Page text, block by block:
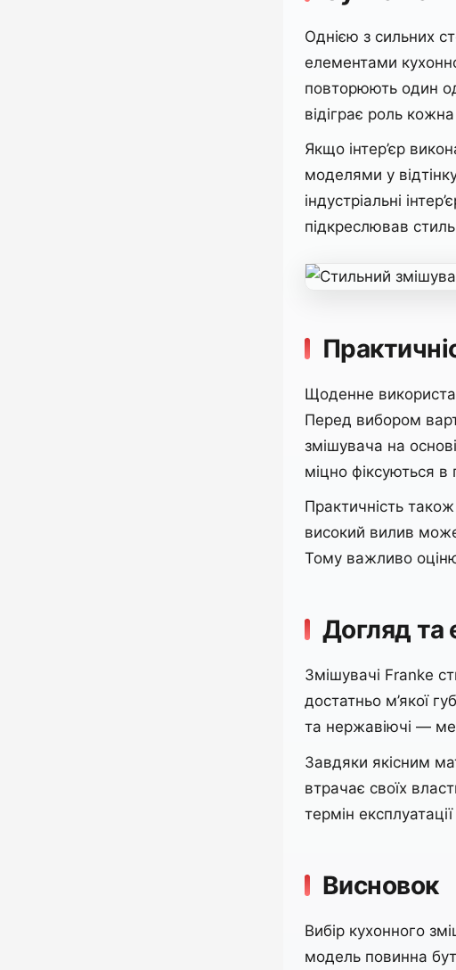
Однією з сильних
елементами
повторюють один
відіграє роль
Якщо інтер’єр
моделями у
індустріальні
підкреслював
Щоденне
Перед вибором
змішувача на
міцно фіксуються в
Практичність
високий вилив
Тому важливо
Догляд та
Змішувачі Franke
достатньо м’якої
та нержавіючі —
Завдяки якісним
втрачає своїх
термін
Висновок
Вибір кухонного
модель повинна